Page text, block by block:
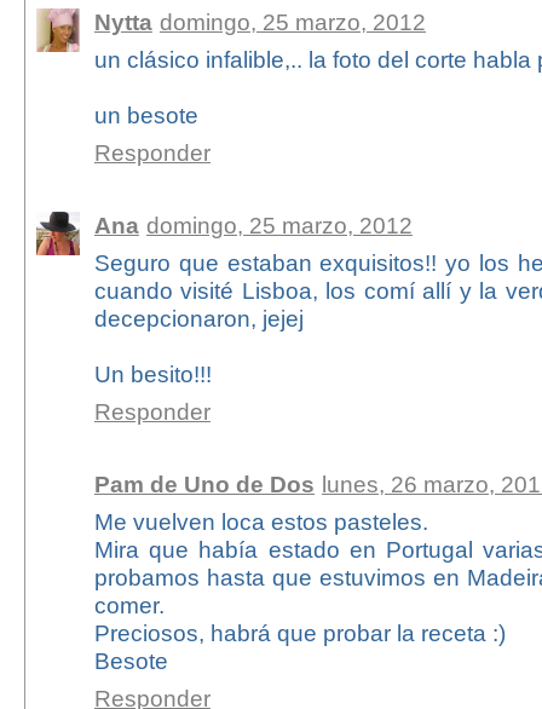
Nytta domingo, 25 marzo, 2012
un clásico infalible,.. la foto del corte habla
un besote
Responder
Ana domingo, 25 marzo, 2012
Seguro que estaban exquisitos!! yo los
cuando visité Lisboa, los comí allí y la
decepcionaron, jejej
Un besito!!!
Responder
Pam de Uno de Dos lunes, 26 marzo,
Me vuelven loca estos pasteles.
Mira que había estado en Portugal
probamos hasta que estuvimos en
comer.
Preciosos, habrá que probar la receta :)
Besote
Responder